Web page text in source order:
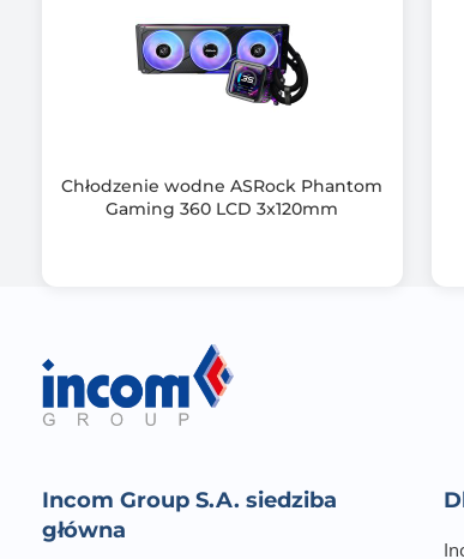
Chłodzenie wodne ASRock Phantom
Gaming 360 LCD 3x120mm
Incom Group S.A. siedziba
główna